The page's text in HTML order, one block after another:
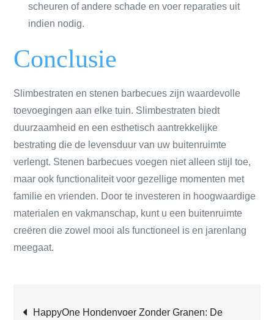
scheuren of andere schade en voer reparaties uit
indien nodig.
Conclusie
Slimbestraten en stenen barbecues zijn waardevolle
toevoegingen aan elke tuin. Slimbestraten biedt
duurzaamheid en een esthetisch aantrekkelijke
bestrating die de levensduur van uw buitenruimte
verlengt. Stenen barbecues voegen niet alleen stijl toe,
maar ook functionaliteit voor gezellige momenten met
familie en vrienden. Door te investeren in hoogwaardige
materialen en vakmanschap, kunt u een buitenruimte
creëren die zowel mooi als functioneel is en jarenlang
meegaat.
Post
HappyOne Hondenvoer Zonder Granen: De